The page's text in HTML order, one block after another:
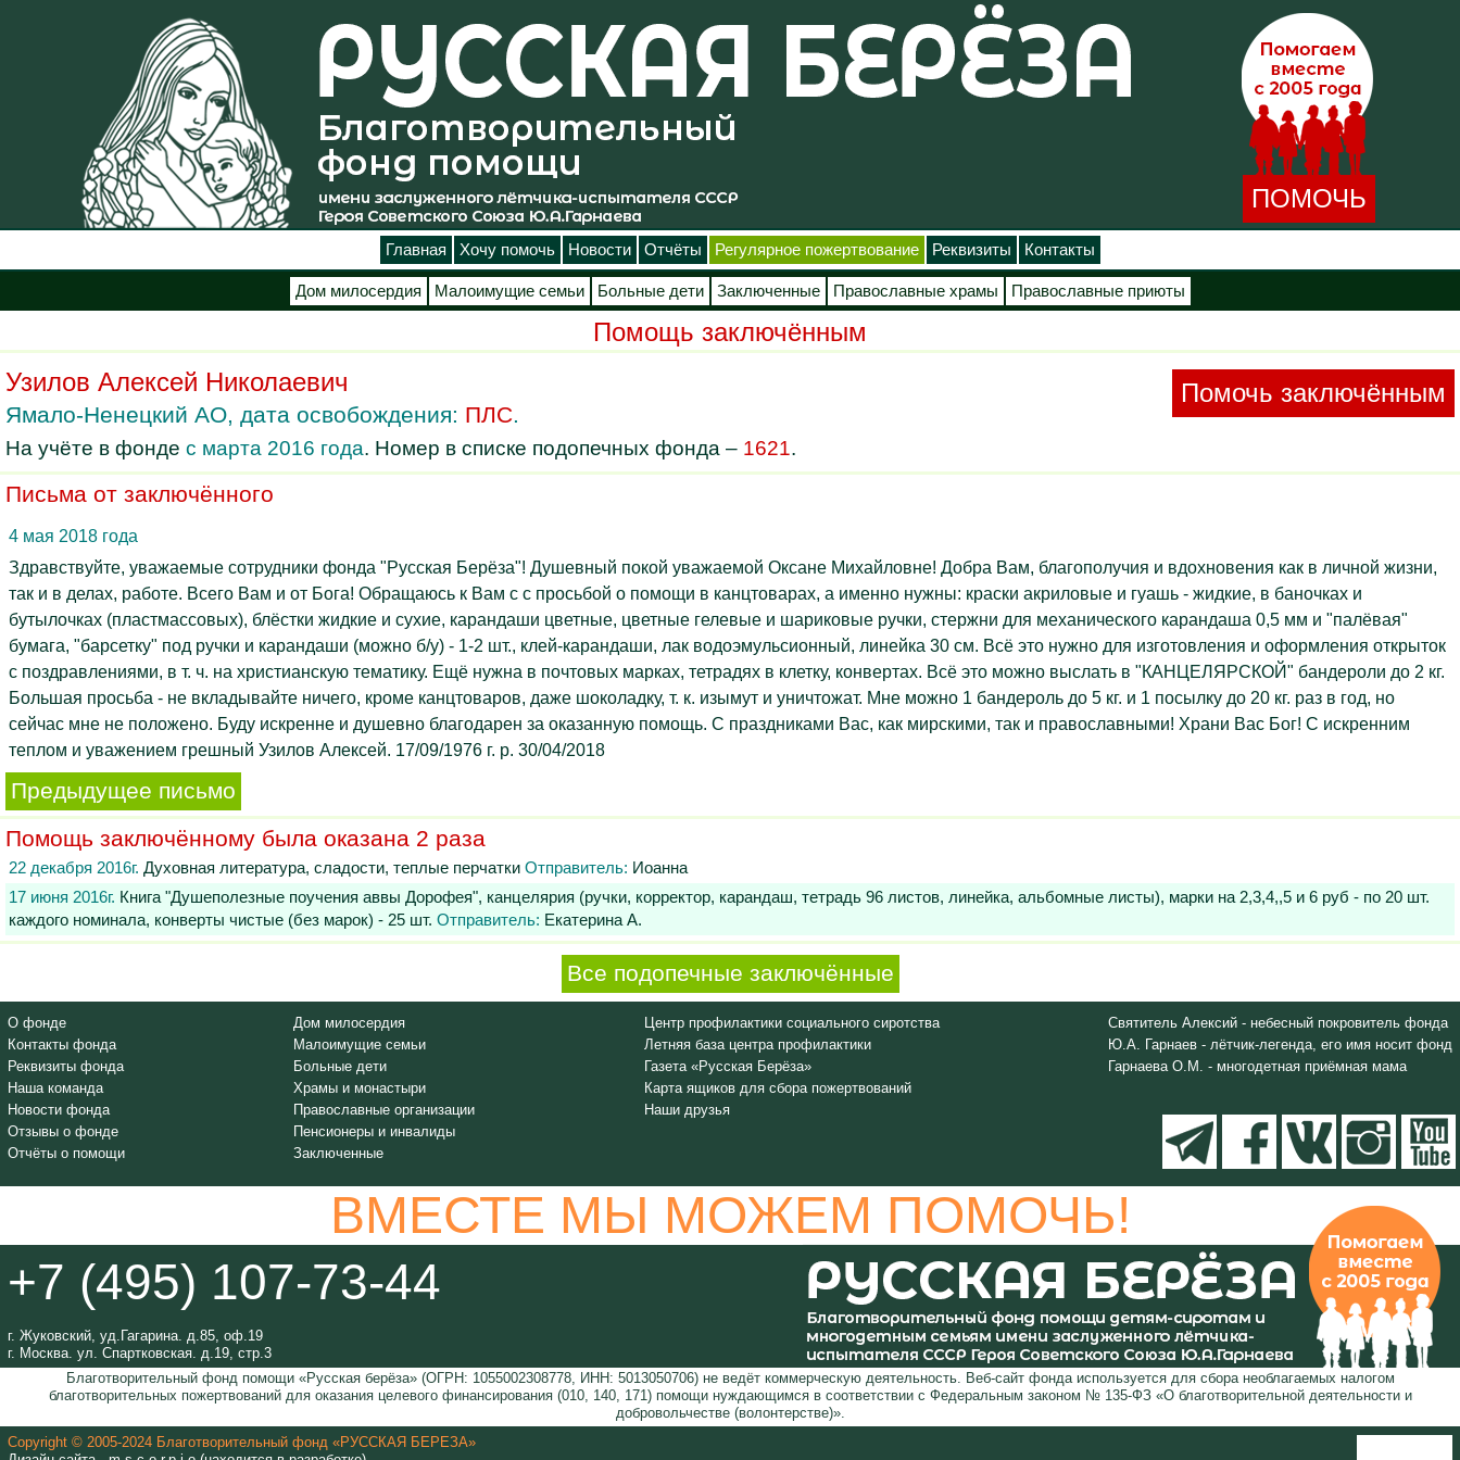
ПОМОЧЬ
Главная Хочу помочь Новости Отчёты Регулярное пожертвование Реквизиты Контакты
Дом милосердия Малоимущие семьи Больные дети Заключенные Православные храмы Православные приюты
Помощь заключённым
Помочь заключённым
Узилов Алексей Николаевич
Ямало-Ненецкий АО, дата освобождения: ПЛС.
На учёте в фонде с марта 2016 года. Номер в списке подопечных фонда – 1621.
Письма от заключённого
4 мая 2018 года
Здравствуйте, уважаемые сотрудники фонда "Русская Берёза"! Душевный покой уважаемой Оксане Михайловне! Добра Вам, благополучия и вдохновения как в личной жизни,
так и в делах, работе. Всего Вам и от Бога! Обращаюсь к Вам с с просьбой о помощи в канцтоварах, а именно нужны: краски акриловые и гуашь - жидкие, в баночках и
бутылочках (пластмассовых), блёстки жидкие и сухие, карандаши цветные, цветные гелевые и шариковые ручки, стержни для механического карандаша 0,5 мм и "палёвая"
бумага, "барсетку" под ручки и карандаши (можно б/у) - 1-2 шт., клей-карандаши, лак водоэмульсионный, линейка 30 см. Всё это нужно для изготовления и оформления открыток
с поздравлениями, в т. ч. на христианскую тематику. Ещё нужна в почтовых марках, тетрадях в клетку, конвертах. Всё это можно выслать в "КАНЦЕЛЯРСКОЙ" бандероли до 2 кг.
Большая просьба - не вкладывайте ничего, кроме канцтоваров, даже шоколадку, т. к. изымут и уничтожат. Мне можно 1 бандероль до 5 кг. и 1 посылку до 20 кг. раз в год, но
сейчас мне не положено. Буду искренне и душевно благодарен за оказанную помощь. С праздниками Вас, как мирскими, так и православными! Храни Вас Бог! С искренним
теплом и уважением грешный Узилов Алексей. 17/09/1976 г. р. 30/04/2018
Предыдущее письмо
Помощь заключённому была оказана 2 раза
22 декабря 2016г. Духовная литература, сладости, теплые перчатки Отправитель: Иоанна
17 июня 2016г. Книга "Душеполезные поучения аввы Дорофея", канцелярия (ручки, корректор, карандаш, тетрадь 96 листов, линейка, альбомные листы), марки на 2,3,4,,5 и 6 руб - по 20 шт.
каждого номинала, конверты чистые (без марок) - 25 шт. Отправитель: Екатерина А.
Все подопечные заключённые
О фонде
Контакты фонда
Реквизиты фонда
Наша команда
Новости фонда
Отзывы о фонде
Отчёты о помощи
Дом милосердия
Малоимущие семьи
Больные дети
Храмы и монастыри
Православные организации
Пенсионеры и инвалиды
Заключенные
Центр профилактики социального сиротства
Летняя база центра профилактики
Газета «Русская Берёза»
Карта ящиков для сбора пожертвований
Наши друзья
Святитель Алексий - небесный покровитель фонда
Ю.А. Гарнаев - лётчик-легенда, его имя носит фонд
Гарнаева О.М. - многодетная приёмная мама
+7 (495) 107-73-44
г. Жуковский, уд.Гагарина. д.85, оф.19
г. Москва. ул. Спартковская. д.19, стр.3
ВМЕСТЕ МЫ МОЖЕМ ПОМОЧЬ!
Благотворительный фонд помощи «Русская берёза» (ОГРН: 1055002308778, ИНН: 5013050706) не ведёт коммерческую деятельность. Веб-сайт фонда используется для сбора необлагаемых налогом
благотворительных пожертвований для оказания целевого финансирования (010, 140, 171) помощи нуждающимся в соответствии с Федеральным законом № 135-ФЗ «О благотворительной деятельности и
добровольчестве (волонтерстве)».
Copyright © 2005-2024 Благотворительный фонд «РУССКАЯ БЕРЕЗА»